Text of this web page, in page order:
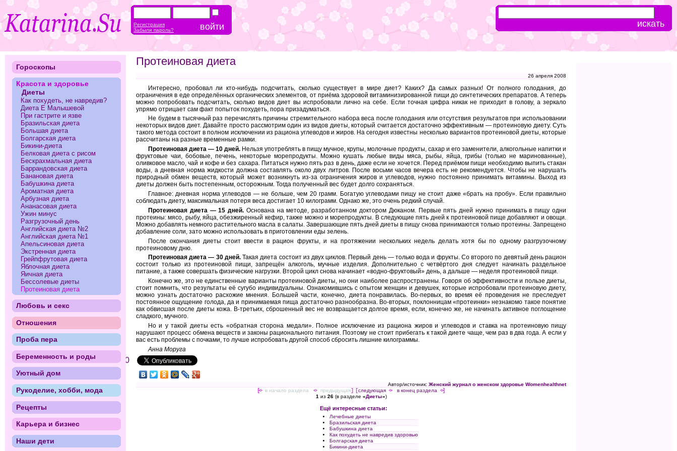
Протеиновая диета
26 апреля 2008
Интересно, пробовал ли кто-нибудь подсчитать, сколько существует в мире диет? Каких? Да самых разных! От полного голодания, до
ограничения в еде определённых органических элементов, от приёма здоровой витаминизированной пищи до синтетических препаратов. А теперь
можно попробовать подсчитать, сколько видов диет вы испробовали лично на себе. Если точная цифра никак не приходит в голову, а зеркало
упрямо отрицает сам факт попыток похудеть, пора призадуматься.
Не будем в тысячный раз перечислять причины стремительного набора веса после голодания или отсутствия результатов при использовании
некоторых видов диет. Давайте просто рассмотрим один из видов диеты, который считается достаточно эффективным — протеиновую диету. Суть
такого метода состоит в полном исключении из рациона углеводов и жиров. На сегодня известны несколько вариантов протеиновой диеты, которые
рассчитаны на разные временные рамки.
Протеиновая диета — 10 дней. Нельзя употреблять в пищу мучное, крупы, молочные продукты, сахар и его заменители, алкогольные напитки и
фруктовые чаи, бобовые, печень, некоторые морепродукты. Можно кушать любые виды мяса, рыбы, яйца, грибы (только не маринованные),
оливковое масло, чай и кофе и без сахара. Питаться нужно пять раз в день, даже если не хочется. Перед приёмом пищи необходимо выпить стакан
воды, а дневная норма жидкости должна составлять около двух литров. После восьми часов вечера есть не рекомендуется. Чтобы не нарушать
природный обмен веществ, который может возникнуть из-за ограничения жиров и углеводов, нужно постоянно принимать витамины. Выход из
диеты должен быть постепенным, осторожным. Тогда полученный вес будет долго сохраняться.
Главное: дневная норма углеводов — не больше, чем 20 грамм. Богатую углеводами пищу не стоит даже «брать на пробу». Если правильно
соблюдать диету, максимальная потеря веса достигает 10 килограмм. Однако же, это очень редкий случай.
Протеиновая диета — 15 дней. Основана на методе, разработанном доктором Дюканом. Первые пять дней нужно принимать в пищу одни
протеины: мясо, рыбу, яйца, обезжиренный кефир, также можно и морепродукты. В следующие пять дней к протеиновой пище добавляют и овощи.
Можно добавлять немного растительного масла в салаты. Завершающие пять дней диеты в пищу снова принимаются только протеины. Запрещено
добавление соли, зато можно использовать в приготовлении еды зелень.
После окончания диеты стоит ввести в рацион фрукты, и на протяжении нескольких недель делать хотя бы по одному разгрузочному
протеиновому дню.
Протеиновая диета — 30 дней.Такая диета состоит из двух циклов. Первый день — только вода и фрукты. Со второго по девятый день рацион
состоит только из протеиновой пищи, запрещён алкоголь, мучные изделия. Дополнительно с четвёртого дня следует начинать раздельное
питание, а также совершать физические нагрузки. Второй цикл снова начинает «водно-фруктовый» день, а дальше — неделя протеиновой пищи.
Конечно же, это не единственные варианты протеиновой диеты, но они наиболее распространены. Говоря об эффективности и пользе диеты,
стоит помнить, что результаты её сугубо индивидуальны. Ознакомившись с опытом женщин и девушек, которые испробовали протеиновую диету,
можно узнать достаточно расхожие мнения. Большей части, конечно, диета понравилась. Во-первых, во время её проведения не преследует
постоянное ощущение голода, да и принимаемая пища достаточно разнообразна. Во-вторых, поклонницам «протеинки» незнакомо такое понятие
как обвисшая после диеты кожа. В-третьих, сброшенный вес не возвращается долгое время, если, конечно же, не начинать активное поглощение
сладкого, мучного.
Но и у такой диеты есть «обратная сторона медали». Полное исключение из рациона жиров и углеводов и ставка на протеиновую пищу
нарушают процесс обмена веществ и законы рационального питания. Поэтому не стоит прибегать к такой диете чаще, чем раз в два года. А если у
вас есть проблемы с почками, то лучше испробовать другой способ сбросить лишние килограммы.
Анна Моруга
0
Автор/источник: Женский журнал о женском здоровье Womenhealthnet
[<- в начало раздела <- предыдущая] [ следующая -> в конец раздела ->]
1 из 26(в разделе «Диеты»)
Ещё интересные статьи:
Лечебные диеты
Бразильская диета
Бабушкина диета
Как похудеть не навредив здоровью
Болгарская диета
Бикини-диета
Гороскопы
Красота и здоровье
Диеты
Как похудеть, не навредив?
Диета Е Малышевой
При гастрите и язве
Бразильская диета
Большая диета
Болгарская диета
Бикини-диета
Белковая диета с рисом
Бескрахмальная диета
Баррандовская диета
Банановая диета
Бабушкина диета
Ароматная диета
Арбузная диета
Ананасовая диета
Ужин минус
Разгрузочный день
Английская диета №2
Английская диета №1
Апельсиновая диета
Экстренная диета
Грейпфрутовая диета
Яблочная диета
Яичная диета
Бессолевые диеты
Протеиновая диета
Любовь и секс
Отношения
Проба пера
Беременность и роды
Уютный дом
Рукоделие, хобби, мода
Рецепты
Карьера и бизнес
Наши дети
Регистрация
Забыли пароль?